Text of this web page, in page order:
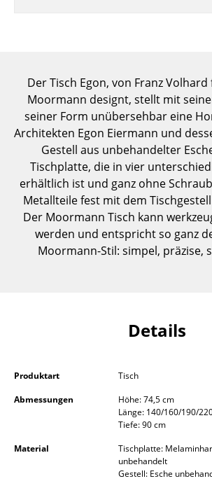
Aufbewahren
Regale & Schränke
Bücherregale
Wandregale
Sideboards & Kommoden
TV Möbel
Einzelteile
... alle Aufbewahrungsmöbel
Hängeleuchten & Deckenleuchten
Der Tisch Egon, von Franz
Moormann designt, stellt mit
seiner Form unübersehbar eine
Architekten Egon Eiermann und
Gestell aus unbehandelter
Tischplatte, die in vier
erhältlich ist und ganz ohne
Metallteile fest mit dem
Der Moormann Tisch kann
werden und entspricht so ganz
Moormann-Stil: simpel, präzise,
Details
Produktart
Tisch
Abmessungen
Höhe: 74,5 cm
Länge: 140/160/190/
Tiefe: 90 cm
Material
Tischplatte:
unbehandelt
Gestell: Esche